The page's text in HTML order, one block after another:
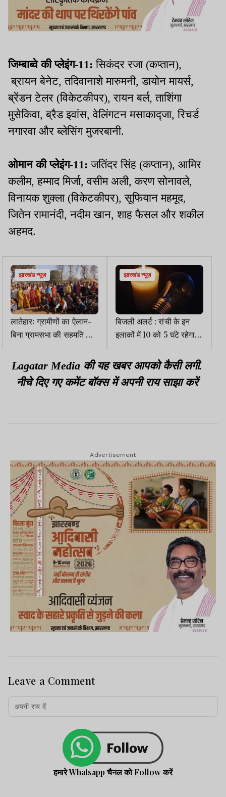
जिम्बाब्वे की प्लेइंग-11:सिकंदर रजा (कप्तान),
ब्रायन बेनेट, तदिवानाशे मारुमनी, डायोन मायर्स,
ब्रेंडन टेलर (विकेटकीपर), रायन बर्ल, ताशिंगा
मुसेकिवा, ब्रैड इवांस, वेलिंगटन मसाकाद्जा, रिचर्ड
नगारवा और ब्लेसिंग मुजरबानी.
ओमान की प्लेइंग-11: जतिंदर सिंह (कप्तान), आमिर
कलीम, हम्माद मिर्जा, वसीम अली, करण सोनावले,
विनायक शुक्ला (विकेटकीपर), सूफियान महमूद,
जितेन रामानंदी, नदीम खान, शाह फैसल और शकील
अहमद.
झारखंड न्यूज़
लातेहारः ग्रामीणों का ऐलान-
बिना ग्रामसभा की सहमति के
कंपनी को गांव में घुसने नहीं देंगे
झारखंड न्यूज़
बिजली अलर्ट : रांची के इन
इलाकों में 10 को 5 घंटे रहेगा
पावर कट, जानें वजह
Lagatar Media की यह खबर आपको कैसी लगी.
नीचे दिए गए कमेंट बॉक्स में अपनी राय साझा करें
Advertisement
Leave a Comment
हमारे Whatsapp चैनल को Follow करें